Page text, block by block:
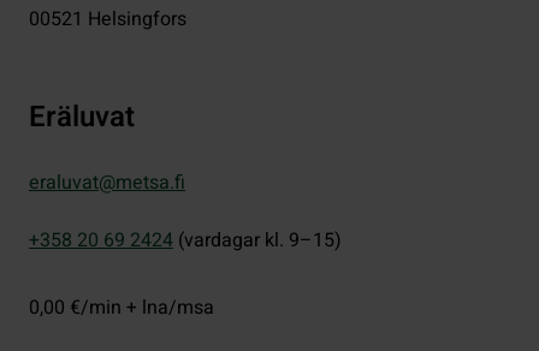
00521 Helsingfors
Eräluvat
eraluvat@metsa.fi
+358 20 69 2424 (vardagar kl. 9–15)
0,00 €/min + lna/msa